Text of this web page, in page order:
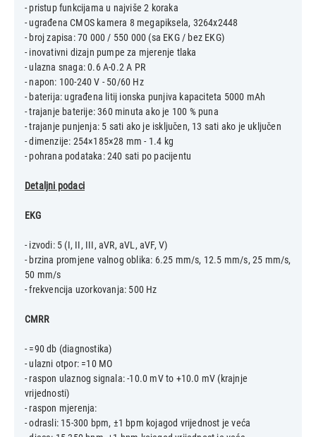
- pristup funkcijama u najviše 2 koraka
- ugrađena CMOS kamera 8 megapiksela, 3264x2448
- broj zapisa: 70 000 / 550 000 (sa EKG / bez EKG)
- inovativni dizajn pumpe za mjerenje tlaka
- ulazna snaga: 0.6 A-0.2 A PR
- napon: 100-240 V - 50/60 Hz
- baterija: ugrađena litij ionska punjiva kapaciteta 5000 mAh
- trajanje baterije: 360 minuta ako je 100 % puna
- trajanje punjenja: 5 sati ako je isključen, 13 sati ako je uključen
- dimenzije: 254×185×28 mm - 1.4 kg
- pohrana podataka: 240 sati po pacijentu
Detaljni podaci
EKG
- izvodi: 5 (I, II, III, aVR, aVL, aVF, V)
- brzina promjene valnog oblika: 6.25 mm/s, 12.5 mm/s, 25 mm/s,
50 mm/s
- frekvencija uzorkovanja: 500 Hz
CMRR
- =90 db (diagnostika)
- ulazni otpor: =10 MO
- raspon ulaznog signala: -10.0 mV to +10.0 mV (krajnje
vrijednosti)
- raspon mjerenja:
- odrasli: 15-300 bpm, ±1 bpm kojagod vrijednost je veća